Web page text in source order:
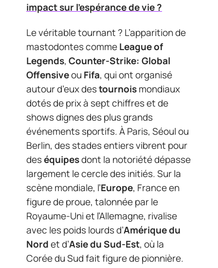
impact sur l'espérance de vie ?
Le véritable tournant ? L’apparition de
mastodontes commeLeague of
Legends, Counter-Strike: Global
Offensiveou Fifa, qui ont organisé
autour d’eux destournoismondiaux
dotés de prix à sept chiffres et de
shows dignes des plus grands
événements sportifs. À Paris, Séoul ou
Berlin, des stades entiers vibrent pour
deséquipesdont la notoriété dépasse
largement le cercle des initiés. Sur la
scène mondiale, l’Europe, France en
figure de proue, talonnée par le
Royaume-Uni et l’Allemagne, rivalise
avec les poids lourds d’Amérique du
Nordet d’Asie du Sud-Est, où la
Corée du Sud fait figure de pionnière.